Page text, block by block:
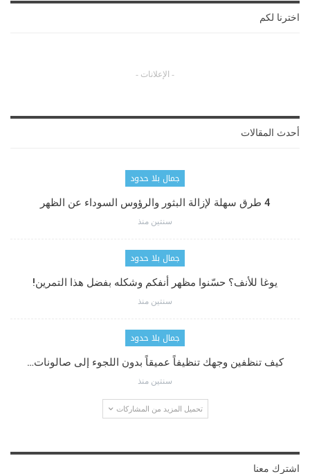
اخترنا لكم
- الإعلانات -
أحدث المقالات
جمال بلا حدود
4 طرق سهلة لإزالة البثور والرؤوس السوداء عن الظهر
سنتين منذ
جمال بلا حدود
يوغا للأنف؟ حسّنوا مظهر أنفكم وشكله بفضل هذا التمرين!
سنتين منذ
جمال بلا حدود
كيف تنظفين وجهك تنظيفاً عميقاً بدون اللجوء إلى صالونات…
سنتين منذ
تحميل المزيد من المشاركات
اشترك معنا